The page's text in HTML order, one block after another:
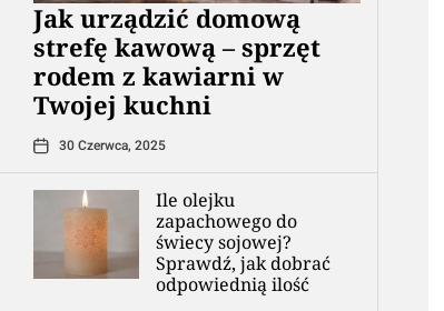
​Jak urządzić domową
strefę kawową – sprzęt
rodem z kawiarni w
Twojej kuchni
30 Czerwca, 2025
Ile olejku
zapachowego do
świecy sojowej?
Sprawdź, jak dobrać
odpowiednią ilość